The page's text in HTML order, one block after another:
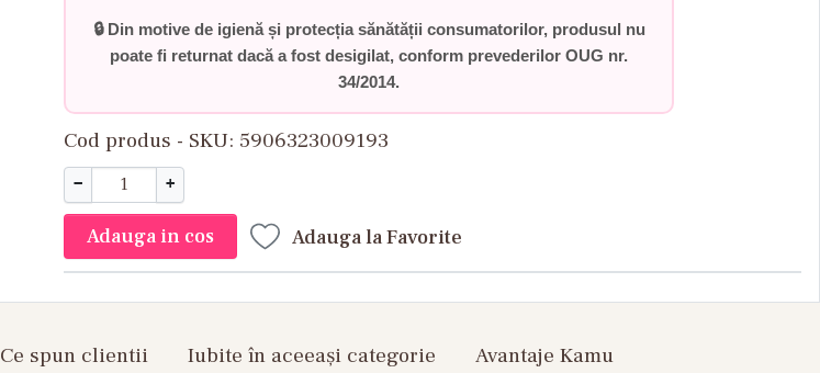
🔒 Din motive de igienă și protecția sănătății consumatorilor, produsul nu
poate fi returnat dacă a fost desigilat, conform prevederilor OUG nr.
34/2014.
Cod produs - SKU 5906323009193
− +
Adauga in cos Adauga la Favorite
Ce spun clientii Iubite în aceeași categorie
Avantaje Kamu